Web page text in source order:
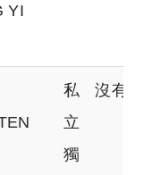
YI
私
立
獨
沒有